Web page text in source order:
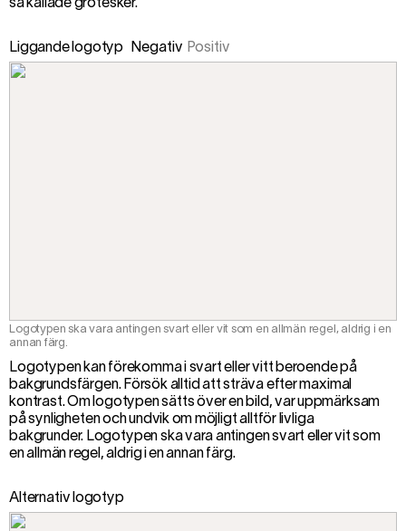
så kallade grotesker.
Liggande logotyp Negativ Positiv
Logotypen ska vara antingen svart eller vit som en allmän regel, aldrig i en
annan färg.
Logotypen kan förekomma i svart eller vitt beroende på
bakgrundsfärgen. Försök alltid att sträva efter maximal
kontrast. Om logotypen sätts över en bild, var uppmärksam
på synligheten och undvik om möjligt alltför livliga
bakgrunder. Logotypen ska vara antingen svart eller vit som
en allmän regel, aldrig i en annan färg.
Alternativ logotyp